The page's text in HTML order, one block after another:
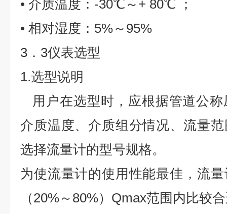
• 介质温度：-30℃～+ 80℃ ；
• 相对湿度：5%～95%
3．3仪表选型
1.选型说明
用户在选型时，应根据管道公
介质温度、介质组分情况、流量
选择流量计的型号规格。
为使流量计的使用性能最佳，流
（20%～80%）Qmax范围内比较